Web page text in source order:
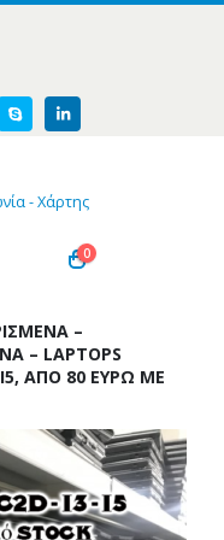
- Χάρτης
0
–
– LAPTOPS
I5, ΑΠΌ 80 ΕΥΡΏ ΜΕ